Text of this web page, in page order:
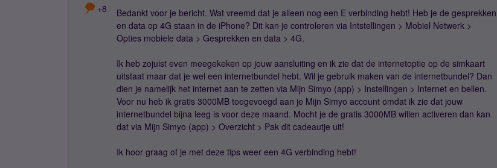
+8
Bedankt voor je bericht. Wat vreemd dat je alleen nog een E verbinding hebt! Heb je de gesprekken
en data op 4G staan in de iPhone? Dit kan je controleren via Intstellingen > Mobiel Netwerk >
Opties mobiele data > Gesprekken en data > 4G.
Ik heb zojuist even meegekeken op jouw aansluiting en ik zie dat de internetoptie op de simkaart
uitstaat maar dat je wel een internetbundel hebt. Wil je gebruik maken van de internetbundel? Dan
dien je namelijk het internet aan te zetten via Mijn Simyo (app) > Instellingen > Internet en bellen.
Voor nu heb ik gratis 3000MB toegevoegd aan je Mijn Simyo account omdat ik zie dat jouw
internetbundel bijna leeg is voor deze maand. Mocht je de gratis 3000MB willen activeren dan kan
dat via Mijn Simyo (app) > Overzicht > Pak dit cadeautje uit!
Ik hoor graag of je met deze tips weer een 4G verbinding hebt!